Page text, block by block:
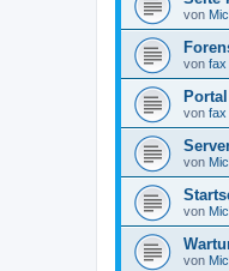
von
von fax
von fax
von
von
von